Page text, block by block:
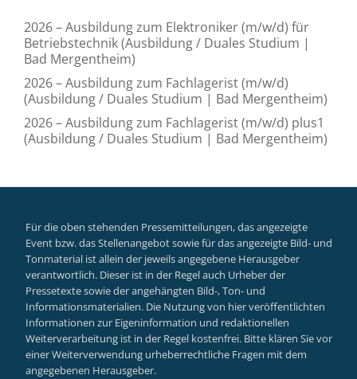
2026 – Ausbildung zum Elektroniker (m/w/d) für
Betriebstechnik (Ausbildung / Duales Studium |
Bad Mergentheim)
2026 – Ausbildung zum Fachlagerist (m/w/d)
(Ausbildung / Duales Studium | Bad Mergentheim)
2026 – Ausbildung zum Fachlagerist (m/w/d) plus1
(Ausbildung / Duales Studium | Bad Mergentheim)
Für die oben stehenden Pressemitteilungen, das angezeigte
Event bzw. das Stellenangebot sowie für das angezeigte Bild- und
Tonmaterial ist allein der jeweils angegebene Herausgeber
verantwortlich. Dieser ist in der Regel auch Urheber der
Pressetexte sowie der angehängten Bild-, Ton- und
Informationsmaterialien. Die Nutzung von hier veröffentlichten
Informationen zur Eigeninformation und redaktionellen
Weiterverarbeitung ist in der Regel kostenfrei. Bitte klären Sie vor
einer Weiterverwendung urheberrechtliche Fragen mit dem
angegebenen Herausgeber.